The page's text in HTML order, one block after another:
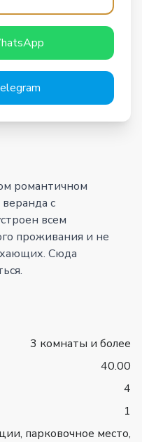
романтичном
с
всем
проживания и не
Сюда
3 комнаты и более
40.00
4
1
парковочное место,